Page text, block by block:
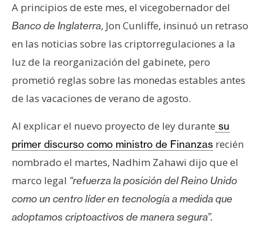
y
P
u
b
i
c
d
a
d
A principios de este mes, el vicegobernador del
Banco de Inglaterra, Jon Cunliffe, insinuó un retraso
en las noticias sobre las criptorregulaciones a la
luz de la reorganización del gabinete, pero
prometió reglas sobre las monedas estables antes
de las vacaciones de verano de agosto.
Al explicar el nuevo proyecto de ley durante su
primer discurso como ministro de Finanzas recién
nombrado el martes, Nadhim Zahawi dijo que el
marco legal “refuerza la posición del Reino Unido
como un centro líder en tecnología a medida que
adoptamos criptoactivos de manera segura”.